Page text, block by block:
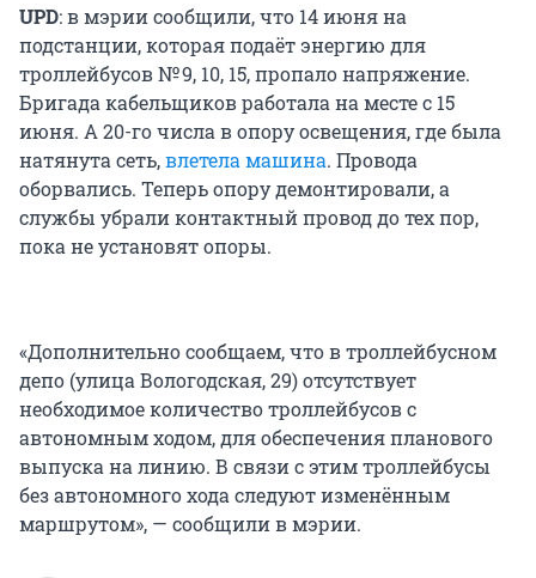
UPD: в мэрии сообщили, что 14 июня на
подстанции, которая подаёт энергию для
троллейбусов № 9, 10, 15, пропало напряжение.
Бригада кабельщиков работала на месте с 15
июня. А 20-го числа в опору освещения, где была
натянута сеть,влетела машина. Провода
оборвались. Теперь опору демонтировали, а
службы убрали контактный провод до тех пор,
пока не установят опоры.
«Дополнительно сообщаем, что в троллейбусном
депо (улица Вологодская, 29) отсутствует
необходимое количество троллейбусов с
автономным ходом, для обеспечения планового
выпуска на линию. В связи с этим троллейбусы
без автономного хода следуют изменённым
маршрутом», — сообщили в мэрии.